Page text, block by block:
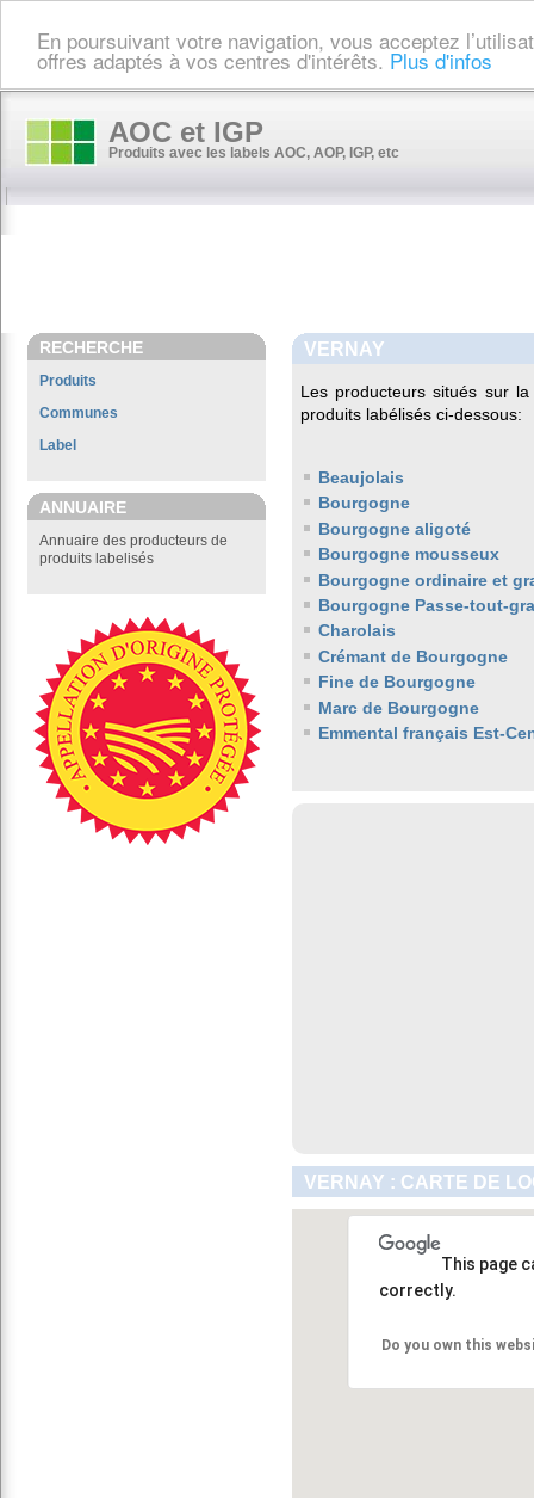
En poursuivant votre navigation, vous acceptez
offres adaptés à vos centres d'intérêts. Plus d'infos
AOC et IGP
Produits avec les labels AOC, AOP, IGP, etc
RECHERCHE
Produits
Communes
Label
ANNUAIRE
Annuaire des producteurs de
produits labelisés
VERNAY
Les producteurs situés sur
produits labélisés ci-dessous:
Beaujolais
Bourgogne
Bourgogne aligoté
Bourgogne mousseux
Bourgogne ordinaire et
Bourgogne Passe-tout-
Charolais
Crémant de Bourgogne
Fine de Bourgogne
Marc de Bourgogne
Emmental français Est-
VERNAY : CARTE DE
This page
correctly.
Do you own this